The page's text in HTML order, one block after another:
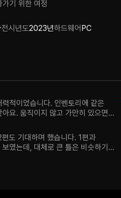
기 위한 여정
전시년도2023년하드웨어 PC
적이었습니다. 인벤토리에 같은
요. 움직이지 않고 가만히 있으면
양이들 간 서사도 흥미로워요.
부자연스러운 것과 건물의 입체감이
요. 종마다 다른 고양이 특징을 잘
도 기대하며 했습니다. 1편과
였는데, 대체로 큰 틀은 비슷하기